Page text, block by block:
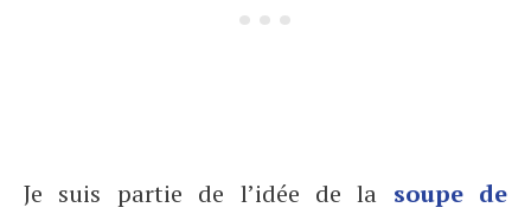
Je suis partie de l’idée de la soupe de